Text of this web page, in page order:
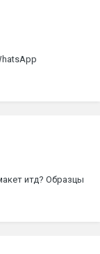
итд? Образцы